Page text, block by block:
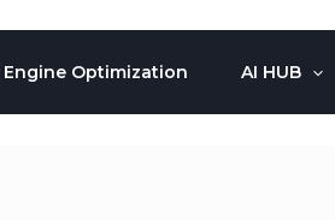
Engine Optimization AI HUB